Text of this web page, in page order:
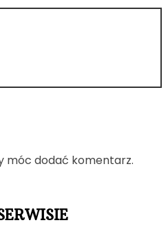
móc dodać komentarz.